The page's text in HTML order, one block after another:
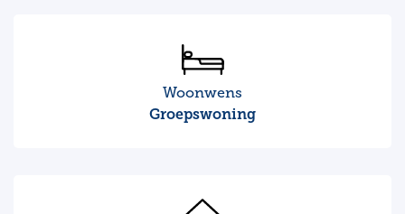
Woonwens
Groepswoning